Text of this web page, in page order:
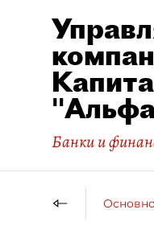
Банки и